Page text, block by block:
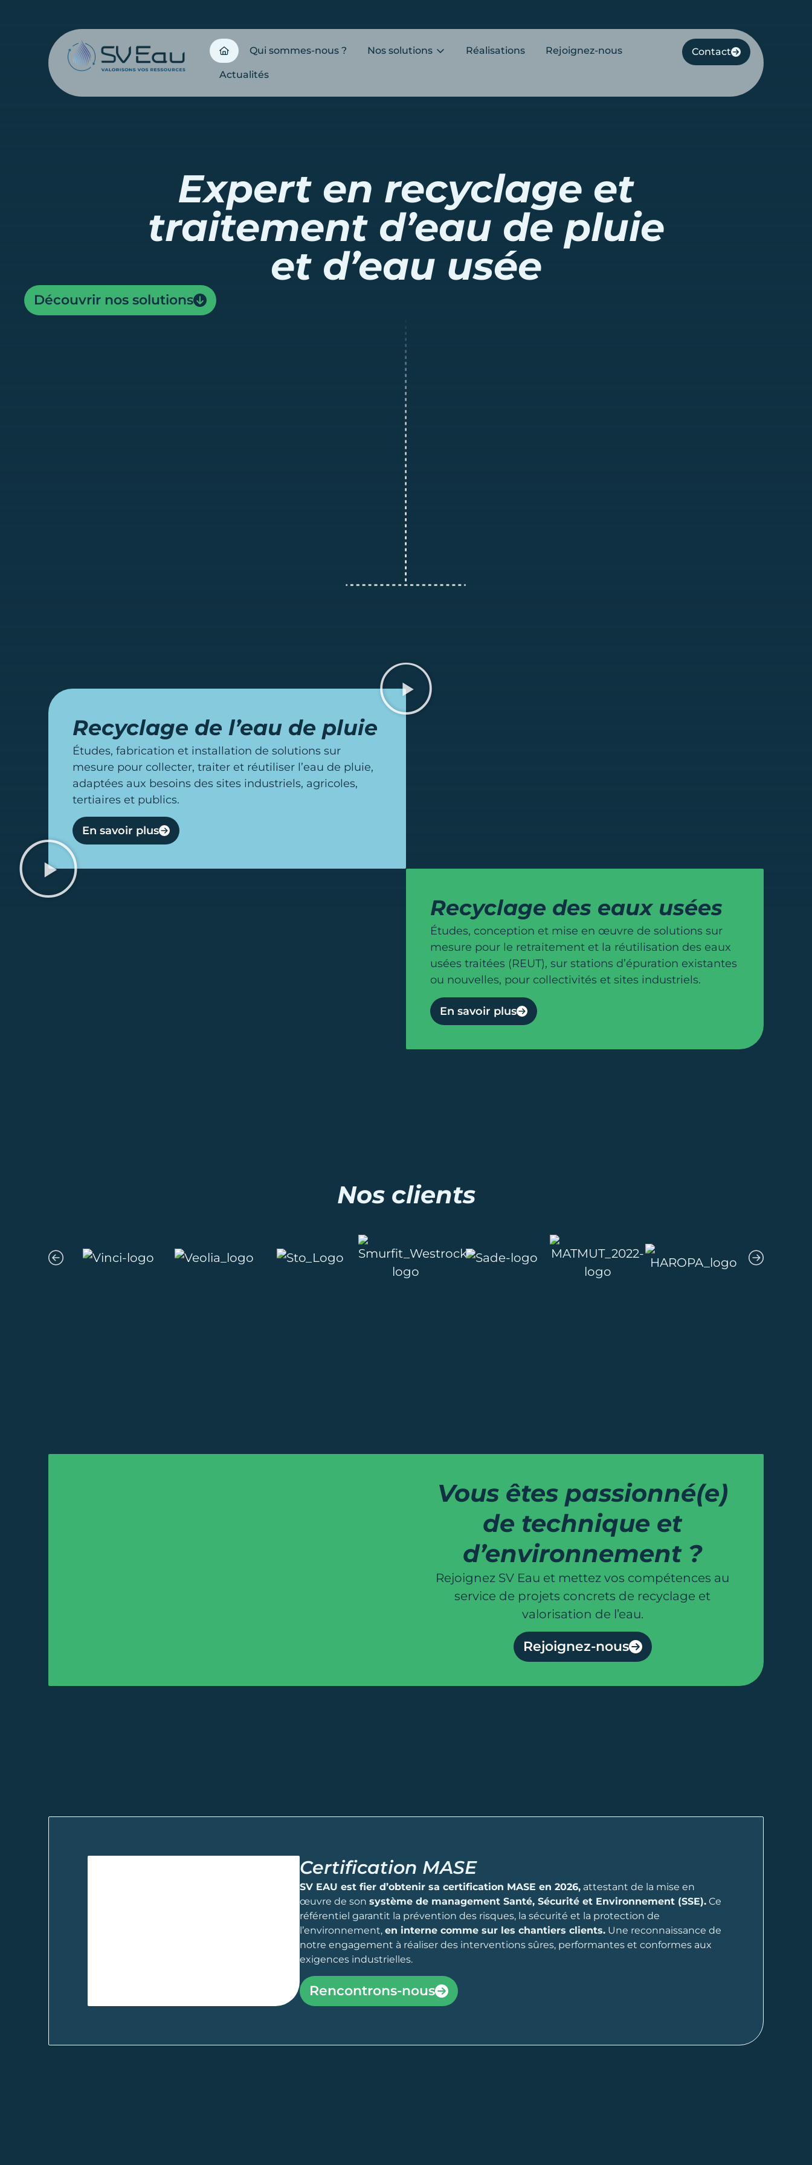
Qui sommes-nous ? Nos solutions Réalisations Rejoignez-nous
Actualités
Contact
Expert en recyclage et
traitement d’eau de pluie
et d’eau usée
Découvrir nos solutions
Recyclage de l’eau de pluie
Études, fabrication et installation de solutions sur
mesure pour collecter, traiter et réutiliser l’eau de pluie,
adaptées aux besoins des sites industriels, agricoles,
tertiaires et publics.
En savoir plus
Recyclage des eaux usées
Études, conception et mise en œuvre de solutions sur
mesure pour le retraitement et la réutilisation des eaux
usées traitées (REUT), sur stations d’épuration existantes
ou nouvelles, pour collectivités et sites industriels.
En savoir plus
Nos clients
Vous êtes passionné(e)
de technique et
d’environnement ?
Rejoignez SV Eau et mettez vos compétences au
service de projets concrets de recyclage et
valorisation de l’eau.
Rejoignez-nous
Certification MASE
SV EAU est fier d’obtenir sa certification MASE en 2026, attestant de la mise en
œuvre de sonsystème de management Santé, Sécurité et Environnement (SSE). Ce
référentiel garantit la prévention des risques, la sécurité et la protection de
l’environnement,en interne comme sur les chantiers clients. Une reconnaissance de
notre engagement à réaliser des interventions sûres, performantes et conformes aux
exigences industrielles.
Rencontrons-nous